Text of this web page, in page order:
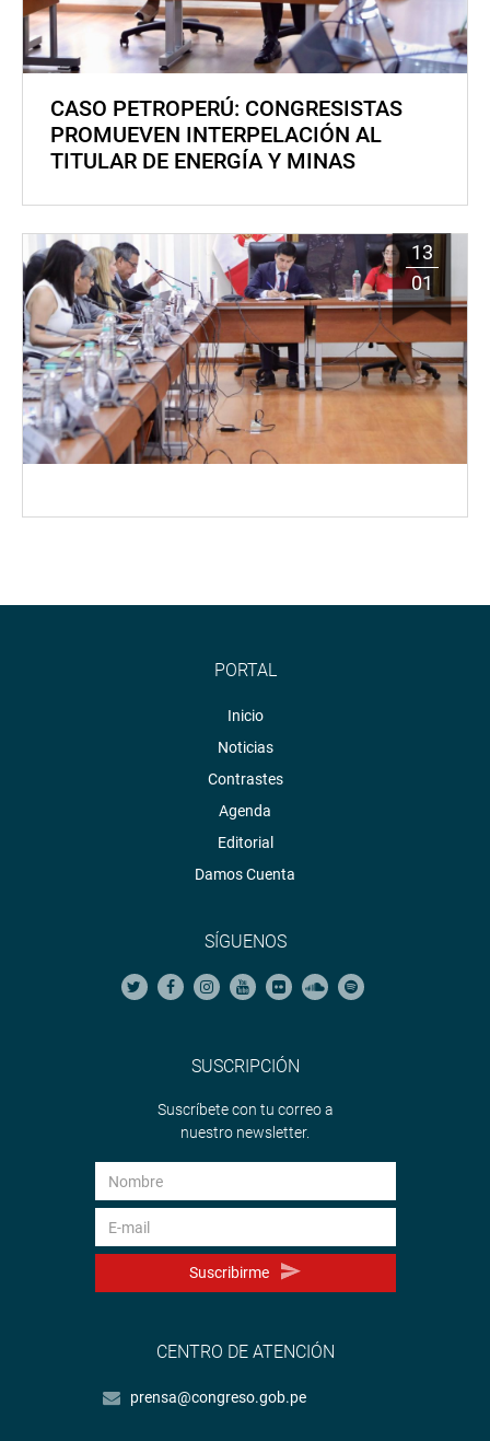
CASO PETROPERÚ: CONGRESISTAS
PROMUEVEN INTERPELACIÓN AL
TITULAR DE ENERGÍA Y MINAS
13
01
PORTAL
Inicio
Noticias
Contrastes
Agenda
Editorial
Damos Cuenta
SÍGUENOS
SUSCRIPCIÓN
Suscríbete con tu correo a
nuestro newsletter.
Suscribirme
CENTRO DE ATENCIÓN
prensa@congreso.gob.pe